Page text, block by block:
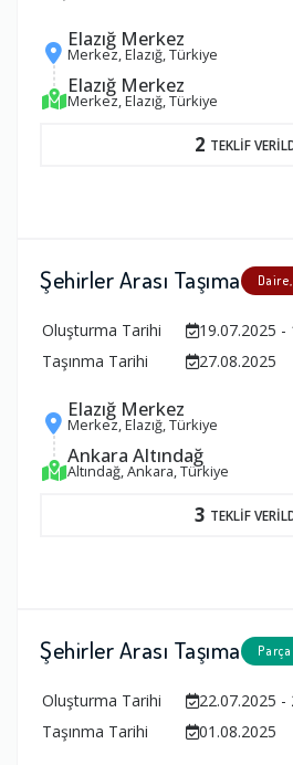
Elazığ Merkez
Merkez, Elazığ, Türkiye
Elazığ Merkez
Merkez, Elazığ, Türkiye
2 TEKLİF
Şehirler Arası Taşıma
Oluşturma Tarihi
19.07.2025 -
Taşınma Tarihi
27.08.2025
Elazığ Merkez
Merkez, Elazığ, Türkiye
Ankara Altındağ
Altındağ, Ankara, Türkiye
3 TEKLİF
Şehirler Arası Taşıma Parça
Oluşturma Tarihi
22.07.2025 -
Taşınma Tarihi
01.08.2025